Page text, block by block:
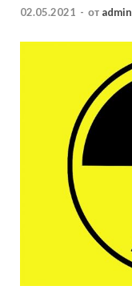
02.05.2021 - от admin